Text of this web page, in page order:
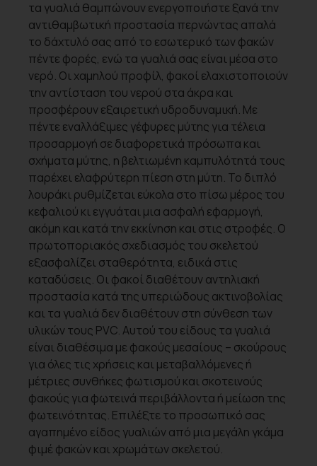
τα γυαλιά θαμπώνουν ενεργοποιήστε ξανά την
αντιθαμβωτική προστασία περνώντας απαλά
το δάχτυλό σας από το εσωτερικό των φακών
πέντε φορές, ενώ τα γυαλιά σας είναι μέσα στο
νερό. Οι χαμηλού προφίλ, φακοί ελαχιστοποιούν
την αντίσταση του νερού στα άκρα και
προσφέρουν εξαιρετική υδροδυναμική. Με
πέντε εναλλάξιμες γέφυρες μύτης για τέλεια
προσαρμογή σε διαφορετικά πρόσωπα και
σχήματα μύτης, η βελτιωμένη καμπυλότητά τους
παρέχει ελαφρύτερη πίεση στη μύτη. Το διπλό
λουράκι ρυθμίζεται εύκολα στο πίσω μέρος του
κεφαλιού κι εγγυάται μια ασφαλή εφαρμογή,
ακόμη και κατά την εκκίνηση και στις στροφές. Ο
πρωτοποριακός σχεδιασμός του σκελετού
εξασφαλίζει σταθερότητα, ειδικά στις
καταδύσεις. Οι φακοί διαθέτουν αντηλιακή
προστασία κατά της υπεριώδους ακτινοβολίας
και τα γυαλιά δεν διαθέτουν στη σύνθεση των
υλικών τους PVC. Αυτού του είδους τα γυαλιά
είναι διαθέσιμα με φακούς μεσαίους – σκούρους
για όλες τις χρήσεις και μεταβαλλόμενες ή
μέτριες συνθήκες φωτισμού και σκοτεινούς
φακούς για φωτεινά περιβάλλοντα ή μείωση της
φωτεινότητας. Επιλέξτε το προσωπικό σας
αγαπημένο είδος γυαλιών από μια μεγάλη γκάμα
φιμέ φακών και χρωμάτων σκελετού.